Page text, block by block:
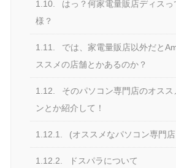
1.10.
はっ？何家電量販店ディス
様？
1.11.
では、家電量販店以外だと
ススメの店舗とかあるのか？
1.12.
そのパソコン専門店のオス
ンとか紹介して！
1.12.1. (オススメなパソコン専門
1.12.2. ドスパラについて